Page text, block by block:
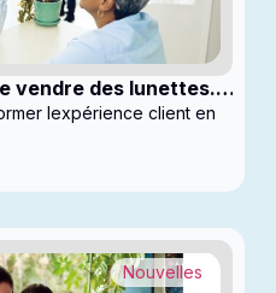
vendre des lunettes.
des profits
lexpérience client en
Nouvelles